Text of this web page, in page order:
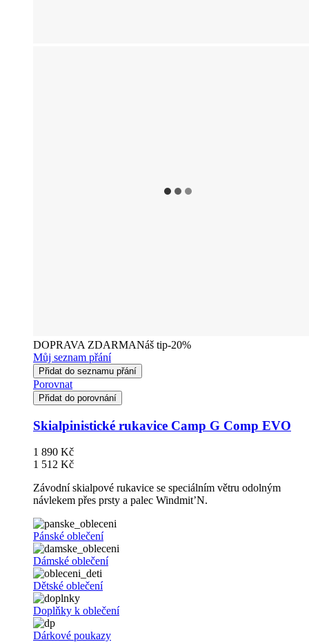
DOPRAVA ZDARMANáš tip-20%
Můj seznam přání
Přidat do seznamu přání
Porovnat
Přidat do porovnání
Skialpinistické rukavice Camp G Comp EVO
1 890 Kč
1 512 Kč
Závodní skialpové rukavice se speciálním větru odolným
návlekem přes prsty a palec Windmit’N.
Pánské oblečení
Dámské oblečení
Dětské oblečení
Doplňky k oblečení
Dárkové poukazy